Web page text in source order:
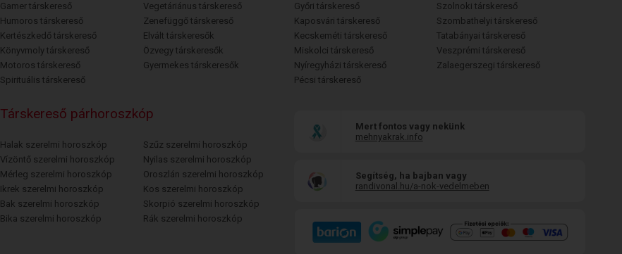
Gamer társkereső
Humoros társkereső
Kertészkedő társkereső
Könyvmoly társkereső
Motoros társkereső
Spirituális társkereső
Vegetáriánus társkereső
Zenefüggő társkereső
Elvált társkeresők
Özvegy társkeresők
Gyermekes társkeresők
Győri társkereső
Kaposvári társkereső
Kecskeméti társkereső
Miskolci társkereső
Nyíregyházi társkereső
Pécsi társkereső
Szolnoki társkereső
Szombathelyi társkereső
Tatabányai társkereső
Veszprémi társkereső
Zalaegerszegi társkereső
Társkereső párhoroszkóp
Halak szerelmi horoszkóp
Vízöntő szerelmi horoszkóp
Mérleg szerelmi horoszkóp
Ikrek szerelmi horoszkóp
Bak szerelmi horoszkóp
Bika szerelmi horoszkóp
Szűz szerelmi horoszkóp
Nyilas szerelmi horoszkóp
Oroszlán szerelmi horoszkóp
Kos szerelmi horoszkóp
Skorpió szerelmi horoszkóp
Rák szerelmi horoszkóp
Mert fontos vagy nekünk
mehnyakrak.info
Segítség, ha bajban vagy
randivonal.hu/a-nok-vedelmeben